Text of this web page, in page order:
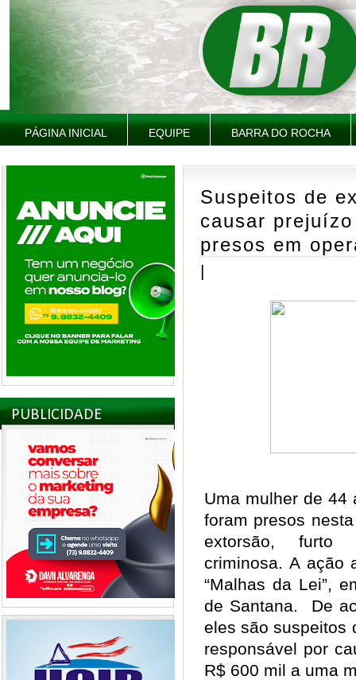
PÁGINA INICIAL EQUIPE BARRA DO ROCHA
PUBLICIDADE
Suspeitos de
causar
presos em
|
Uma mulher de 44
foram presos
extorsão, furto
criminosa. A ação
“Malhas da Lei”,
de Santana. De
eles são suspeitos
responsável por
R$ 600 mil a uma